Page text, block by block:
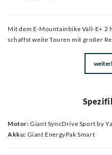
Mit dem E-Mountainbike Vall-E+ 2
schaffst weite Touren mit großer
Motor: Giant SyncDrive Sport by
Akku: Giant EnergyPak Smart